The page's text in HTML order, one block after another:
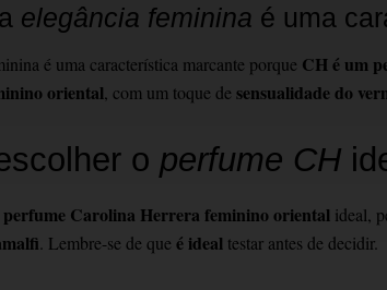
elegância feminina é uma
é uma característica marcante porque CH é um
oriental, com um toque de sensualidade do
o perfume CH
perfume Carolina Herrera feminino oriental ideal,
. Lembre-se de que é ideal testar antes de decidir.